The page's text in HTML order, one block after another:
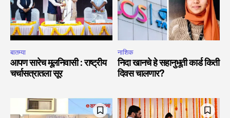
बातम्या
आपण सारेच मूलनिवासी : राष्ट्रीय
चर्चासत्रातला सूर
नाशिक
निदा खानचे हे सहानुभूती कार्ड किती
दिवस चालणार?